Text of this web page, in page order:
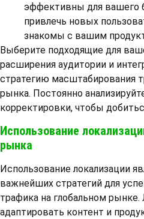
эффективны для вашего
привлечь новых
знакомы с вашим
Выберите подходящие для
расширения аудитории и
стратегию масштабирования
рынка. Постоянно
корректировки, чтобы
Использование
рынка
Использование локализации
важнейших стратегий для
трафика на глобальном рынке.
адаптировать контент и